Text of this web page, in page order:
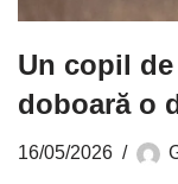
Un copil
doboară o
16/05/2026